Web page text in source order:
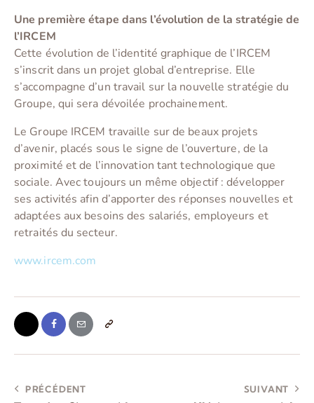
Une première étape dans l’évolution de la stratégie de
l’IRCEM
Cette évolution de l’identité graphique de l’IRCEM
s’inscrit dans un projet global d’entreprise. Elle
s’accompagne d’un travail sur la nouvelle stratégie du
Groupe, qui sera dévoilée prochainement.
Le Groupe IRCEM travaille sur de beaux projets
d’avenir, placés sous le signe de l’ouverture, de la
proximité et de l’innovation tant technologique que
sociale. Avec toujours un même objectif : développer
ses activités afin d’apporter des réponses nouvelles et
adaptées aux besoins des salariés, employeurs et
retraités du secteur.
www.ircem.com
PRÉCÉDENT SUIVANT